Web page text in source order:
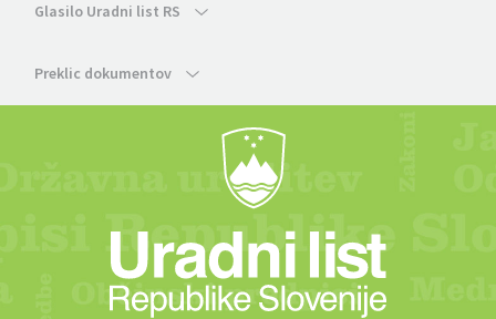
Glasilo Uradni list RS
Preklic dokumentov